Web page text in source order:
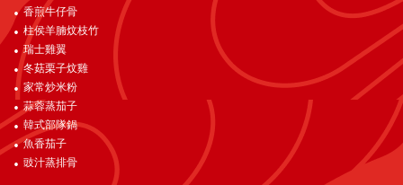
香煎牛仔骨
柱侯羊腩炆枝竹
瑞士雞翼
冬菇栗子炆雞
家常炒米粉
蒜蓉蒸茄子
韓式部隊鍋
魚香茄子
豉汁蒸排骨